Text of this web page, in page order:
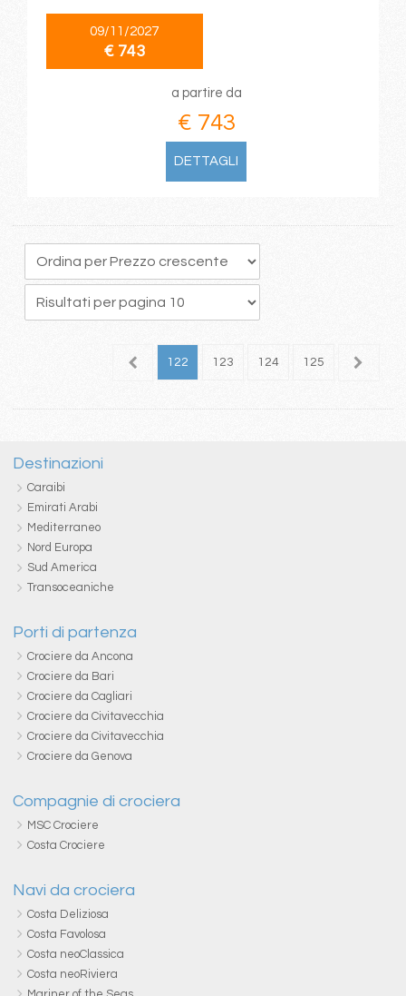
09/11/2027
€ 743
a partire da
€ 743
DETTAGLI
121 122 123 124 125 126
Destinazioni
Caraibi
Emirati Arabi
Mediterraneo
Nord Europa
Sud America
Transoceaniche
Porti di partenza
Crociere da Ancona
Crociere da Bari
Crociere da Cagliari
Crociere da Civitavecchia
Crociere da Civitavecchia
Crociere da Genova
Compagnie di crociera
MSC Crociere
Costa Crociere
Navi da crociera
Costa Deliziosa
Costa Favolosa
Costa neoClassica
Costa neoRiviera